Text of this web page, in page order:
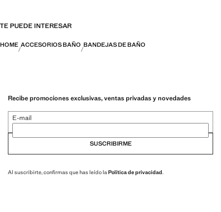
TE PUEDE INTERESAR
HOME ACCESORIOS BAÑO BANDEJAS DE BAÑO
Recibe promociones exclusivas, ventas privadas y novedades
E-mail
SUSCRIBIRME
Al suscribirte, confirmas que has leído la Política de privacidad.